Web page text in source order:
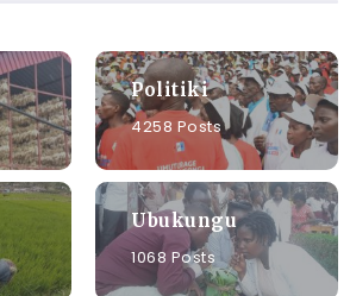
Politiki
4258 Posts
Ubukungu
1068 Posts